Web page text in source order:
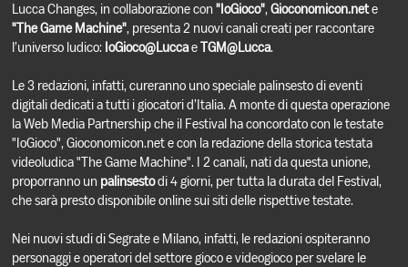
Lucca Changes, in collaborazione con"IoGioco",Gioconomicon.nete
"The Game Machine", presenta 2 nuovi canali creati per raccontare
l’universo ludico: IoGioco@Luccae TGM@Lucca.
Le 3 redazioni, infatti, cureranno uno speciale palinsesto di eventi
digitali dedicati a tutti i giocatori d’Italia. A monte di questa operazione
la Web Media Partnership che il Festival ha concordato con le testate
"IoGioco", Gioconomicon.net e con la redazione della storica testata
videoludica "The Game Machine". I 2 canali, nati da questa unione,
proporranno un palinsestodi 4 giorni, per tutta la durata del Festival,
che sarà presto disponibile online sui siti delle rispettive testate.
Nei nuovi studi di Segrate e Milano, infatti, le redazioni ospiteranno
personaggi e operatori del settore gioco e videogioco per svelare le